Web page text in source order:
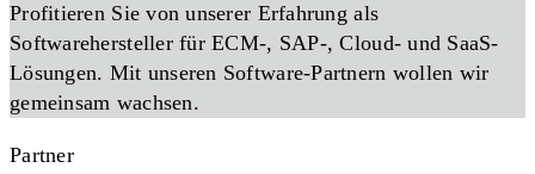
Profitieren Sie von unserer Erfahrung als
Softwarehersteller für ECM-, SAP-, Cloud- und SaaS-
Lösungen. Mit unseren Software-Partnern wollen wir
gemeinsam wachsen.
Partner